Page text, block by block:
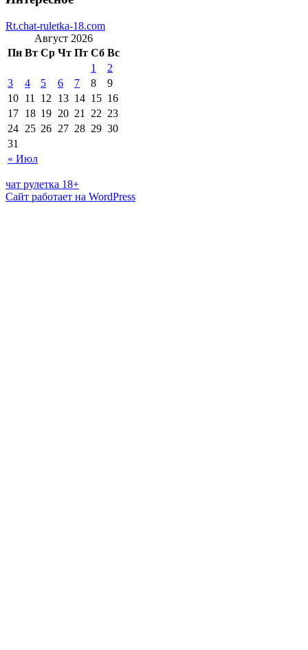
Rt.chat-ruletka-18.com
Август 2026
Пн Вт Ср Чт Пт Сб Вс
« Июл
1
2
3
4 5 6 7 8
9
10 11 12 13 14 15 16
17 18 19 20 21 22 23
24 25 26 27 28 29 30
31
чат рулетка 18+
Сайт работает на WordPress